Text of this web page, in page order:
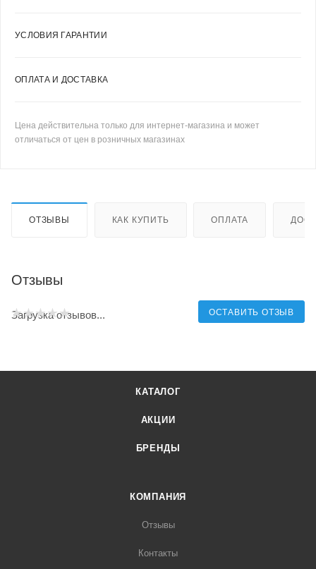
УСЛОВИЯ ГАРАНТИИ
ОПЛАТА И ДОСТАВКА
Цена действительна только для интернет-магазина и может
отличаться от цен в розничных магазинах
ОТЗЫВЫ КАК КУПИТЬ ОПЛАТА
Отзывы
ОСТАВИТЬ ОТЗЫВ
Загрузка отзывов...
КАТАЛОГ
АКЦИИ
БРЕНДЫ
КОМПАНИЯ
Отзывы
Контакты